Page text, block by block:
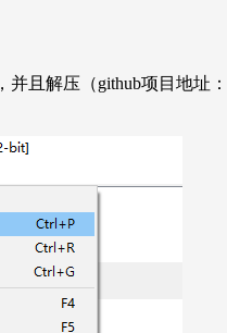
，并且解压（github项目地址：